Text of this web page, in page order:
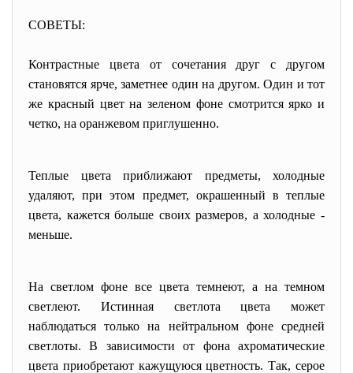
СОВЕТЫ:
Контрастные цвета от сочетания друг с другом
становятся ярче, заметнее один на другом. Один и тот
же красный цвет на зеленом фоне смотрится ярко и
четко, на оранжевом приглушенно.
Теплые цвета приближают предметы, холодные
удаляют, при этом предмет, окрашенный в теплые
цвета, кажется больше своих размеров, а холодные -
меньше.
На светлом фоне все цвета темнеют, а на темном
светлеют. Истинная светлота цвета может
наблюдаться только на нейтральном фоне средней
светлоты. В зависимости от фона ахроматические
цвета приобретают кажущуюся цветность. Так, серое